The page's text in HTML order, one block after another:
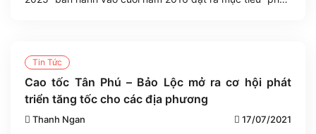
Tin Tức
Cao tốc Tân Phú – Bảo Lộc mở ra cơ hội phát
triển tăng tốc cho các địa phương
Thanh Ngan 17/07/2021